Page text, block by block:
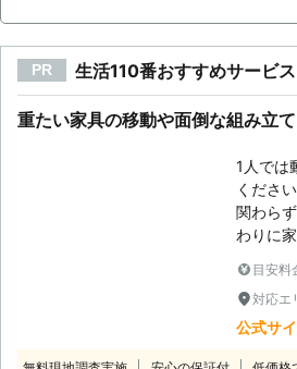
PR 生活110番おすすめサービス
重たい家具の移動や面倒な組み立
1人では
くださ
関わら
わりに
目安料
対応エ
公式サ